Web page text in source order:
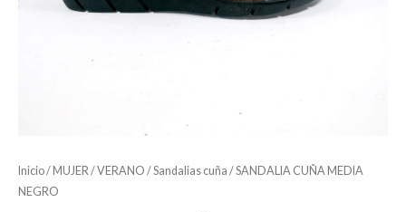
Inicio/ MUJER /VERANO /Sandalias cuña / SANDALIA CUÑA MEDIA
NEGRO